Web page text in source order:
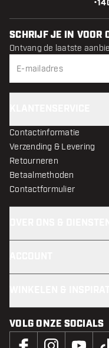
•
SCHRIJF JE IN VOOR
Ontvang de laatste
Contactinformatie
Verzending & Levering
Retourneren
Betaalmethoden
Contactformulier
VOLG ONZE SOCIALS